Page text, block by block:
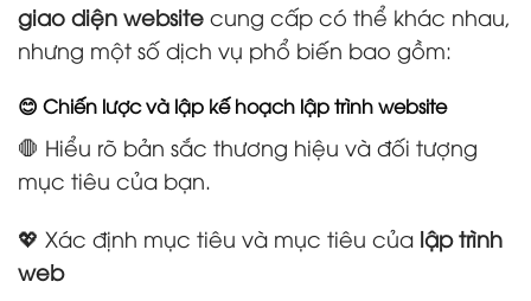
giao diện website cung cấp có thể khác nhau,
nhưng một số dịch vụ phổ biến bao gồm:
😊 Chiến lược và lập kế hoạch lập trình website
🛑 Hiểu rõ bản sắc thương hiệu và đối tượng
mục tiêu của bạn.
💖 Xác định mục tiêu và mục tiêu của lập trình
web